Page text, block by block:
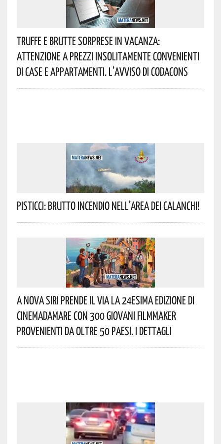
Truffe E Brutte Sorprese In Vacanza:
Attenzione A Prezzi Insolitamente Convenienti
Di Case E Appartamenti. L’avviso Di Codacons
Pisticci: Brutto Incendio Nell’area Dei Calanchi!
A Nova Siri Prende Il Via La 24esima Edizione Di
Cinemadamare Con 300 Giovani Filmmaker
Provenienti Da Oltre 50 Paesi. I Dettagli